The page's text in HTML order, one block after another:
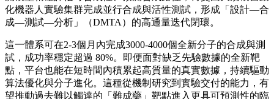
AI多尺度分子模擬為雙重引擎，能夠超越晶體結構靜態「快
照」的局限，在原子精度下模擬真實生理環境中靶點蛋白更完
與此同時，晶泰科技融合量子物理、AI 以及自動化合成與測
試能力的 AI 藥物研發平台，實現了分子虛擬篩選與物理合成
之間的高效銜接，加速了分子設計與驗證之間的反饋閉環。根
據動態構象模型提供的結構信息，晶泰科技已構建起用於命中